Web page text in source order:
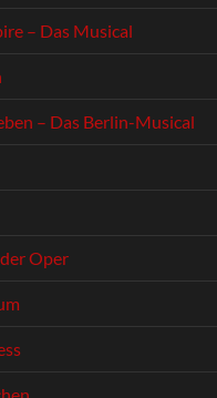
– Das Musical
– Das Berlin-Musical
Oper